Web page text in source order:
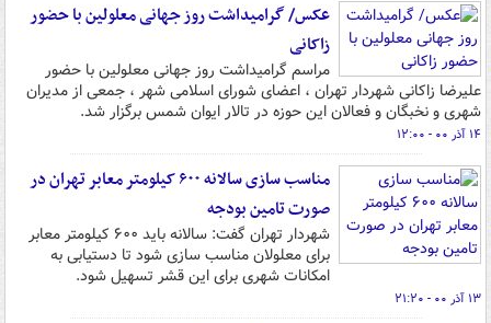
عکس/ گرامیداشت روز جهانی معلولین با حضور
زاکانی
مراسم گرامیداشت روز جهانی معلولین با حضور
علیرضا زاکانی شهردار تهران ، اعضای شورای اسلامی شهر ، جمعی از مدیران
شهری و نخبگان و فعالان این حوزه در تالار ایوان شمس برگزار شد.
۱۴ آذر ۰۰ - ۱۲:۰۰
مناسب سازی سالانه ۶۰۰ کیلومتر معابر تهران در
صورت تامین بودجه
شهردار تهران گفت: سالانه باید ۶۰۰ کیلومتر معابر
برای معلولان مناسب سازی شود تا دستیابی به
امکانات شهری برای این قشر تسهیل شود.
۱۳ آذر ۰۰ - ۲۱:۲۰